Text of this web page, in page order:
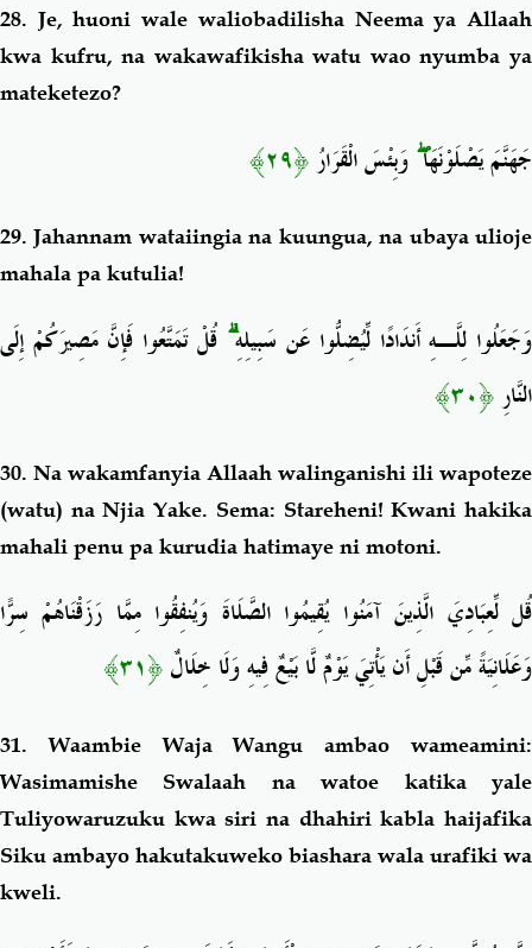
28. Je, huoni wale waliobadilisha Neema ya Allaah
kwa kufru, na wakawafikisha watu wao nyumba ya
mateketezo?
جَهَنَّمَ يَصْلَوْنَهَاۖوَبِئْسَ الْقَرَارُ﴿٢٩﴾
29. Jahannam wataiingia na kuungua, na ubaya ulioje
mahala pa kutulia!
وَجَعَلُوا لِلَّـهِ أَندَادًا لِّيُضِلُّوا عَن سَبِيلِهِۗ قُلْ تَمَتَّعُوا فَإِنَّ مَصِيرَكُمْ إِلَى
النَّارِ﴿٣٠﴾
30. Na wakamfanyia Allaah walinganishi ili wapoteze
(watu) na Njia Yake. Sema: Stareheni! Kwani hakika
mahali penu pa kurudia hatimaye ni motoni.
قُل لِّعِبَادِيَ الَّذِينَ آمَنُوا يُقِيمُوا الصَّلَاةَ وَيُنفِقُوا مِمَّا رَزَقْنَاهُمْ سِرًّا
وَعَلَانِيَةً مِّن قَبْلِ أَن يَأْتِيَ يَوْمٌ لَّا بَيْعٌ فِيهِ وَلَا خِلَالٌ﴿٣١﴾
31. WaambieWaja Wangu ambao wameamini:
Wasimamishe Swalaah na watoe katika yale
Tuliyowaruzuku kwa siri na dhahiri kabla haijafika
Siku ambayo hakutakuweko biashara wala urafiki wa
kweli.